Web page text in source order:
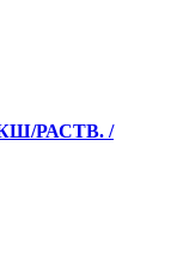
РАСТВ. /